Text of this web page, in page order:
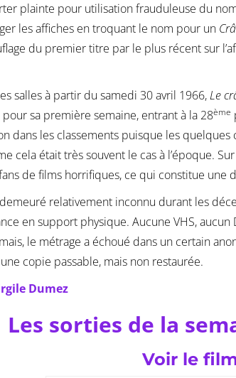
plainte pour utilisation frauduleuse du
les affiches en troquant le nom pour un
du premier titre par le plus récent sur
salles à partir du samedi 30 avril 1966,Le
sa première semaine, entrant à la 28ème
dans les classements puisque les
cela était très souvent le cas à l’époque.
de films horrifiques, ce qui constitue une
relativement inconnu durant les
en support physique. Aucune VHS,
le métrage a échoué dans un certain
copie passable, mais non restaurée.
Dumez
Les sorties de la
Voir le